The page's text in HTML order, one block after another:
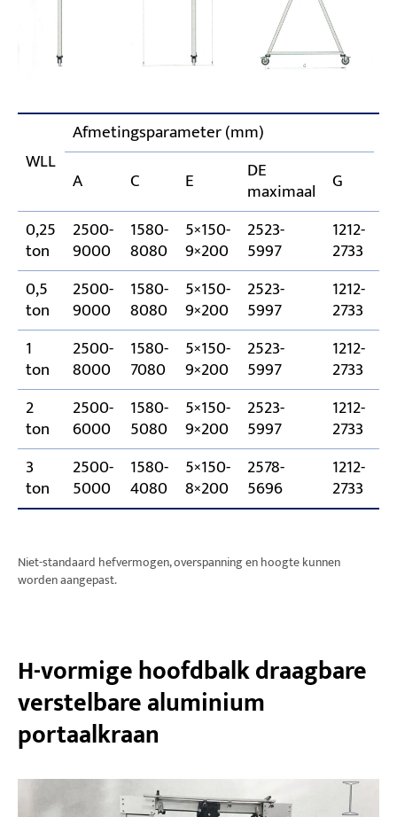
WLL
Afmetingsparameter (mm)
A C E DE
maximaal
G
0,25
ton
2500-
9000
1580-
8080
5×150-
9×200
2523-
5997
1212-
2733
0,5
ton
2500-
9000
1580-
8080
5×150-
9×200
2523-
5997
1212-
2733
1
ton
2500-
8000
1580-
7080
5×150-
9×200
2523-
5997
1212-
2733
2
ton
2500-
6000
1580-
5080
5×150-
9×200
2523-
5997
1212-
2733
3
ton
2500-
5000
1580-
4080
5×150-
8×200
2578-
5696
1212-
2733
Niet-standaard hefvermogen, overspanning en hoogte kunnen
worden aangepast.
H-vormige hoofdbalk draagbare
verstelbare aluminium
portaalkraan